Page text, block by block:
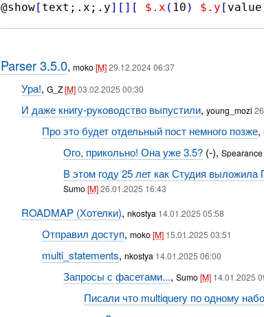
@show[ text;.x;.y][][ $.x ( 10 ) $.y [ value
Parser 3.5.0, moko[M] 29.12.2024 06:37
Ура!, G_Z[M]03.02.2025 00:30
И даже книгу-руководство выпустили, young_mozi
Про это будет отдельный пост немного позже,
Ого, прикольно! Она уже 3.5?(-), Spearance
В этом году 25 лет как Студия
Sumo[M]26.01.2025 16:43
ROADMAP (Хотелки), nkostya 14.01.2025 05:58
Отправил доступ,moko[M] 15.01.2025 03:51
multi_statements,nkostya 14.01.2025 06:00
Запросы с фасетами..., Sumo[M] 14.01.2025
Писали что multiquery по одному